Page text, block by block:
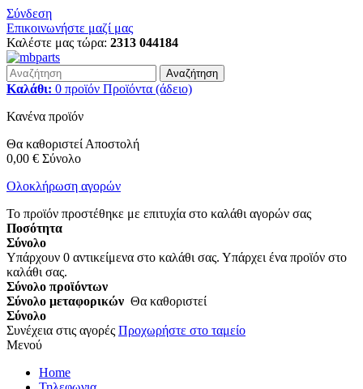
Σύνδεση
Επικοινωνήστε μαζί μας
Καλέστε μας τώρα: 2313 044184
Αναζήτηση
Καλάθι: 0 προϊόν Προϊόντα (άδειο)
Κανένα προϊόν
Θα καθοριστεί Αποστολή
0,00 € Σύνολο
Ολοκλήρωση αγορών
Το προϊόν προστέθηκε με επιτυχία στο καλάθι αγορών σας
Ποσότητα
Σύνολο
Υπάρχουν 0 αντικείμενα στο καλάθι σας. Υπάρχει ένα προϊόν στο
καλάθι σας.
Σύνολο προϊόντων
Σύνολο μεταφορικών Θα καθοριστεί
Σύνολο
Συνέχεια στις αγορές Προχωρήστε στο ταμείο
Μενού
Home